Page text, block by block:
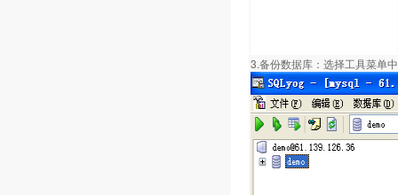
3.备份数据库：选择工具菜单